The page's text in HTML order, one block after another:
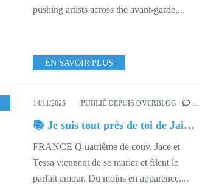
pushing artists across the avant-garde,...
EN SAVOIR PLUS
54614/11/2025 PUBLIÉ DEPUIS OVERBLOG …
📚 Je suis tout près de toi de Jaimes Lynn Hendricks
FRANCE Q uatrième de couv. Jace et
Tessa viennent de se marier et filent le
parfait amour. Du moins en apparence....